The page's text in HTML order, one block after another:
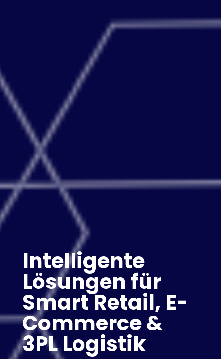
Intelligente
Lösungen für
Smart Retail, E-
Commerce &
3PL Logistik